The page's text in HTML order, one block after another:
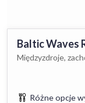
Baltic Waves
Międzyzdroje,
Różne opcje